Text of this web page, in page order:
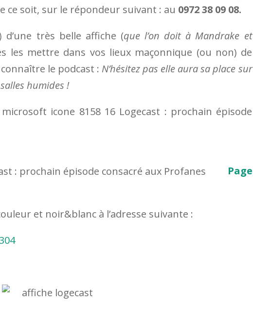
ce soit, sur le répondeur suivant : au 0972 38 09 08.
d’une très belle affiche (que l’on doit à Mandrake et
les mettre dans vos lieux maçonnique (ou non) de
le podcast : N’hésitez pas elle aura sa place sur
humides !
Page
et noir&blanc à l’adresse suivante :